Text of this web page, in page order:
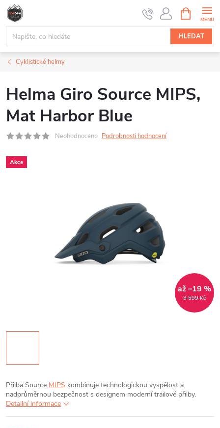
Přejít
obsah
HLEDAT
NÁKUPNÍ
KOŠÍK
Cyklistické helmy
Helma Giro Source MIPS,
Mat Harbor Blue
Neohodnoceno Podrobnosti hodnocení
Akce
3 599 Kč
až –19 %
Přilba Source MIPS kombinuje technologickou vyspělost a
nadprůměrnou bezpečnost s designem moderní trailové přilby.
Detailní informace